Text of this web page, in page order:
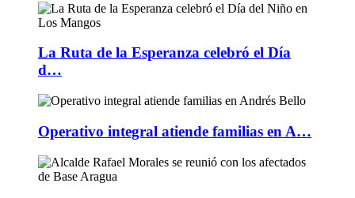
La Ruta de la Esperanza celebró el Día
d…
Operativo integral atiende familias en A…